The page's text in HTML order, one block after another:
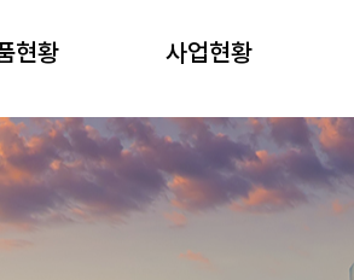
현황 사업현황